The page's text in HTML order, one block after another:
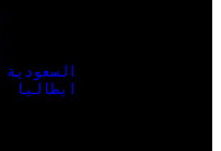
السعودية
ايطاليا